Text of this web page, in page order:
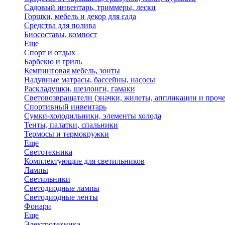
Садовый инвентарь, триммеры, лески
Горшки, мебель и декор для сада
Средства для полива
Биосоставы, компост
Еще
Спорт и отдых
Барбекю и гриль
Кемпинговая мебель, зонты
Надувные матрасы, бассейны, насосы
Раскладушки, шезлонги, гамаки
Световозвращатели (значки, жилеты, аппликации и
Спортивный инвентарь
Сумки-холодильники, элементы холода
Тенты, палатки, спальники
Термосы и термокружки
Еще
Светотехника
Комплектующие для светильников
Лампы
Светильники
Светодиодные лампы
Светодиодные ленты
Фонари
Еще